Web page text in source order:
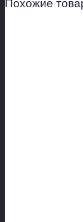
Похожие